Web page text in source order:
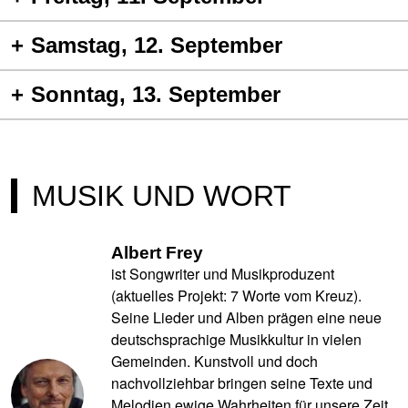
Samstag, 12. September
Sonntag, 13. September
MUSIK UND WORT
Albert Frey
ist Songwriter und Musikproduzent
(aktuelles Projekt: 7 Worte vom Kreuz).
Seine Lieder und Alben prägen eine neue
deutschsprachige Musikkultur in vielen
Gemeinden. Kunstvoll und doch
nachvollziehbar bringen seine Texte und